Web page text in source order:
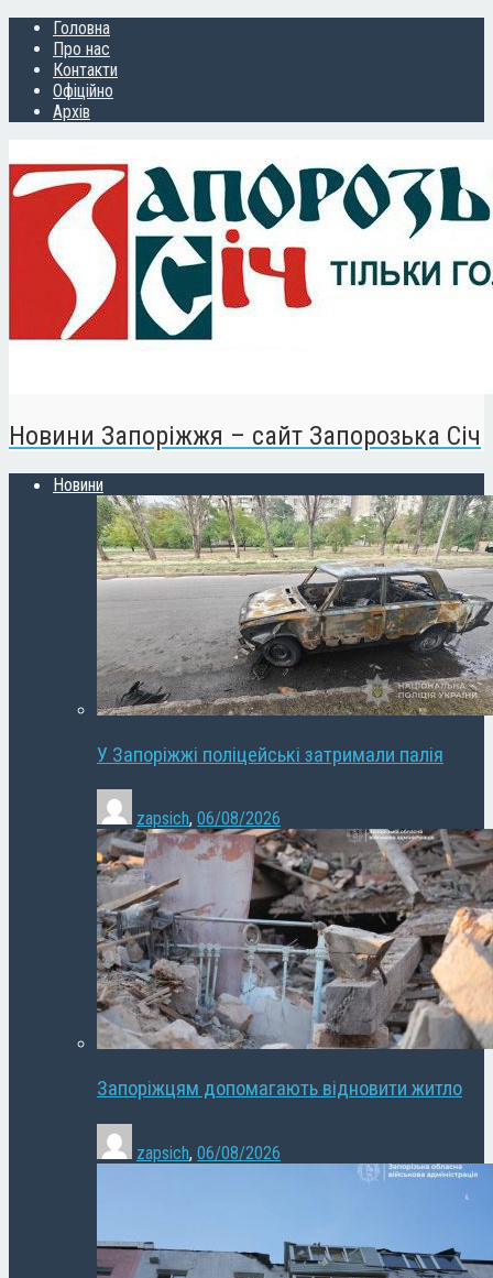
Головна
Про нас
Контакти
Офіційно
Архів
Новини Запоріжжя – сайт Запорозька Січ
Новини
У Запоріжжі поліцейські затримали палія
zapsich, 06/08/2026
Запоріжцям допомагають відновити житло
zapsich, 06/08/2026